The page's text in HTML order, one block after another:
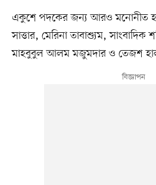
একুশে পদকের জন্য আরও মনোনীত
সাত্তার, মেরিনা তাবাশ্যুম,
মাহবুবুল আলম মজুমদার ও তেজশ